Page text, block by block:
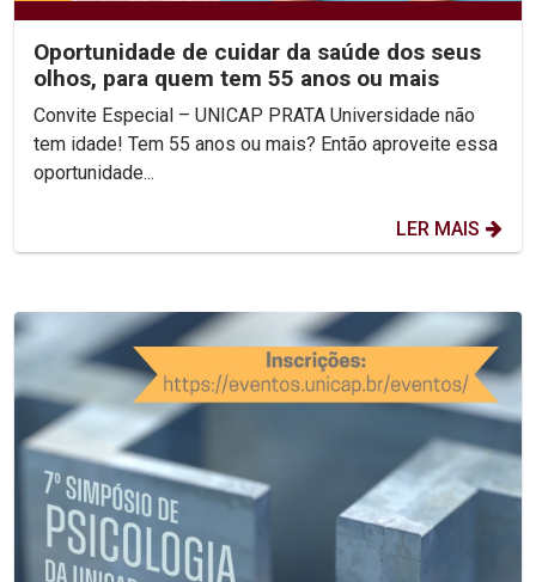
Oportunidade de cuidar da saúde dos seus
olhos, para quem tem 55 anos ou mais
Convite Especial – UNICAP PRATA Universidade não
tem idade! Tem 55 anos ou mais? Então aproveite essa
oportunidade...
LER MAIS